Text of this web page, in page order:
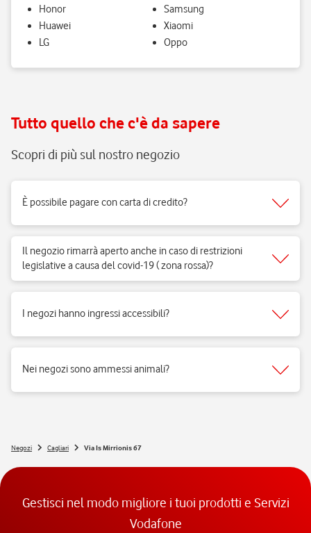
Honor
Huawei
LG
Samsung
Xiaomi
Oppo
Tutto quello che c'è da sapere
Scopri di più sul nostro negozio
È possibile pagare con carta di credito?
Il negozio rimarrà aperto anche in caso di restrizioni
legislative a causa del covid-19 ( zona rossa)?
I negozi hanno ingressi accessibili?
Nei negozi sono ammessi animali?
Negozi Cagliari Via Is Mirrionis 67
Gestisci nel modo migliore i tuoi prodotti e Servizi
Vodafone